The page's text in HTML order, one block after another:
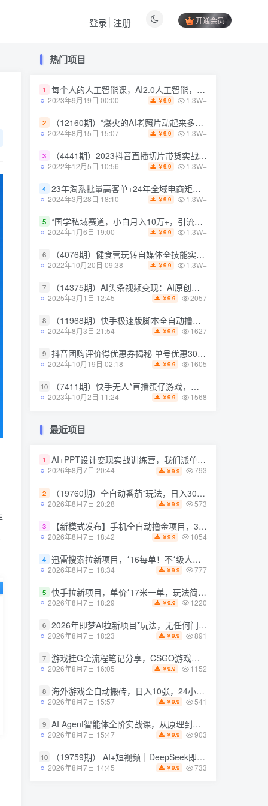
开通会员
登录 注册
热门项目
1 每个人的人工智能课，AI2.0人工智能，零基础入门
2023年9月19日 00:00 ￥9.9 1.3W+
2 （12160期）*爆火的AI老照片动起来多重变现教程，蹭热点日赚3000+，内含免费工具
2024年8月15日 15:07 ￥9.9 1.3W+
3 （4441期）2023抖音直播切片带货实战，0基础+零资源+零经验 月入10W+借力IP实现躺赚
2022年12月5日 10:56 ￥9.9 1.3W+
4 23年淘系批量高客单+24年全域电商矩阵，批量高客单线上课（109节课）
2024年3月28日 18:10 ￥9.9 1.3W+
5 *国学私域赛道，小白月入10万+，引流+转化完整流程【揭秘】
2024年1月6日 19:00 ￥9.9 1.3W+
6 （4076期）健食营玩转自媒体全技能实操，从无到有到精通，零基础也能打造*IP
2022年10月20日 09:38 ￥9.9 1.3W+
7 （14375期）AI头条视频变现：AI原创搬运玩法，无需剪辑，多平台发布，单号日入30-300
2025年3月1日 12:45 ￥9.9 2057
8 （11968期）快手极速版脚本全自动撸金看广告、刷视频单号收益50＋可批量操作
2024年8月3日 21:54 ￥9.9 1627
9 抖音团购评价得优惠券揭秘 单号优惠30-50 详细教程
2024年10月19日 02:18 ￥9.9 1605
10 （7411期）快手无人*直播蛋仔游戏，一天收入700+流程简单人人可做（送10G素材）
2023年10月2日 11:24 ￥9.9 1568
最近项目
1 AI+PPT设计变现实战训练营，我们派单，让你的才华直接变现，三大*模块带你构建Al设计x派单变现的完整闭环
2026年8月7日 20:44 ￥9.9 793
2 （19760期）全自动番茄*玩法，日入300+，操作门槛低，一台电脑即可开展
2026年8月7日 20:28 ￥9.9 573
3 【新模式发布】手机全自动撸金项目，3台手机一天200+，保姆级教程及全套工具【揭秘】
2026年8月7日 18:42 ￥9.9 1054
4 迅雷搜索拉新项目，*16每单！不*级人人可冲，零门槛上手（更新0807）
2026年8月7日 18:34 ￥9.9 777
5 快手拉新项目，单价*17米一单，玩法简单，0基础也能轻松上手（更新08月07日）
2026年8月7日 18:29 ￥9.9 1220
6 2026年即梦AI拉新项目*玩法，无任何门槛，操作非常简单，人人都可做，拉新佣金*13米每单（更新08月07日）
2026年8月7日 18:23 ￥9.9 891
7 游戏挂G全流程笔记分享，CSGO游戏搬砖，小白看了当天学会见收益【揭秘】
2026年8月7日 16:05 ￥9.9 1152
8 海外游戏全自动搬砖，日入10张，24小时全自动运行，无需人工值守，绿色稳定！【揭秘】
2026年8月7日 15:57 ￥9.9 541
9 AI Agent智能体全阶实战课，从原理到实操，手把手搭建可自动运行的AI Agent
2026年8月7日 15:47 ￥9.9 903
10 （19759期） AI+短视频｜DeepSeek即梦豆包小云雀全工具教学，从账号*到剪映剪辑，零基础也能快速上手做*
2026年8月7日 14:45 ￥9.9 733
热门项目
1 每个人的人工智能课，AI2.0人工智能，零基础入门
2023年9月19日 00:00 ￥9.9 1.3W+
2 （12160期）*爆火的AI老照片动起来多重变现教程，蹭热点日赚3000+，内含免费工具
2024年8月15日 15:07 ￥9.9 1.3W+
3 （4441期）2023抖音直播切片带货实战，0基础+零资源+零经验 月入10W+借力IP实现躺赚
2022年12月5日 10:56 ￥9.9 1.3W+
4 23年淘系批量高客单+24年全域电商矩阵，批量高客单线上课（109节课）
2024年3月28日 18:10 ￥9.9 1.3W+
5 *国学私域赛道，小白月入10万+，引流+转化完整流程【揭秘】
2024年1月6日 19:00 ￥9.9 1.3W+
6 （4076期）健食营玩转自媒体全技能实操，从无到有到精通，零基础也能打造*IP
2022年10月20日 09:38 ￥9.9 1.3W+
7 （14375期）AI头条视频变现：AI原创搬运玩法，无需剪辑，多平台发布，单号日入30-300
2025年3月1日 12:45 ￥9.9 2057
8 （11968期）快手极速版脚本全自动撸金看广告、刷视频单号收益50＋可批量操作
2024年8月3日 21:54 ￥9.9 1627
9 抖音团购评价得优惠券揭秘 单号优惠30-50 详细教程
2024年10月19日 02:18 ￥9.9 1605
10 （7411期）快手无人*直播蛋仔游戏，一天收入700+流程简单人人可做（送10G素材）
2023年10月2日 11:24 ￥9.9 1568
最近项目
1 AI+PPT设计变现实战训练营，我们派单，让你的才华直接变现，三大*模块带你构建Al设计x派单变现的完整闭环
2026年8月7日 20:44 ￥9.9 793
2 （19760期）全自动番茄*玩法，日入300+，操作门槛低，一台电脑即可开展
2026年8月7日 20:28 ￥9.9 573
3 【新模式发布】手机全自动撸金项目，3台手机一天200+，保姆级教程及全套工具【揭秘】
2026年8月7日 18:42 ￥9.9 1054
4 迅雷搜索拉新项目，*16每单！不*级人人可冲，零门槛上手（更新0807）
2026年8月7日 18:34 ￥9.9 777
5 快手拉新项目，单价*17米一单，玩法简单，0基础也能轻松上手（更新08月07日）
2026年8月7日 18:29 ￥9.9 1220
6 2026年即梦AI拉新项目*玩法，无任何门槛，操作非常简单，人人都可做，拉新佣金*13米每单（更新08月07日）
2026年8月7日 18:23 ￥9.9 891
7 游戏挂G全流程笔记分享，CSGO游戏搬砖，小白看了当天学会见收益【揭秘】
2026年8月7日 16:05 ￥9.9 1152
8 海外游戏全自动搬砖，日入10张，24小时全自动运行，无需人工值守，绿色稳定！【揭秘】
2026年8月7日 15:57 ￥9.9 541
9 AI Agent智能体全阶实战课，从原理到实操，手把手搭建可自动运行的AI Agent
2026年8月7日 15:47 ￥9.9 903
10 （19759期） AI+短视频｜DeepSeek即梦豆包小云雀全工具教学，从账号*到剪映剪辑，零基础也能快速上手做*
2026年8月7日 14:45 ￥9.9 733